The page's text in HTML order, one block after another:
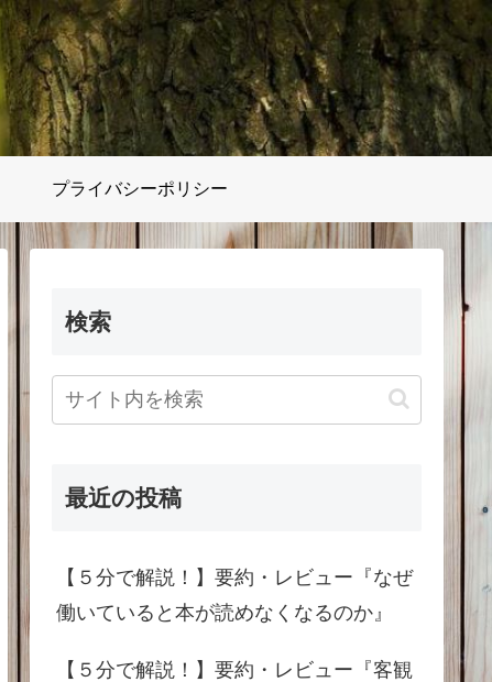
プライバシーポリシー
検索
最近の投稿
【５分で解説！】要約・レビュー『なぜ
働いていると本が読めなくなるのか』
【５分で解説！】要約・レビュー『客観